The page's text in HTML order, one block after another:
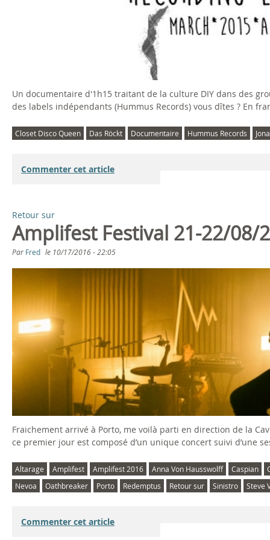
d
i
E
u
r
o
p
e
-
T
h
e
M
o
Un documentaire d'1h15 traitant de la culture DIY dans des
des labels indépendants (Hummus Records) vous dîtes ? En
Closet Disco Queen Das Röckt Documentaire Hummus Records
Commenter cet article
Retour sur
Amplifest Festival 21-22/08/
Par Fred le 10/17/2016 - 22:05
Fraichement arrivé à Porto, me voilà parti en direction de la
ce premier jour est composé d’un unique concert suivi d’une
Altarage Amplifest Amplifest 2016 Anna Von Hausswolff Caspian
Nevoa
Oathbreaker Porto Redemptus Retour sur Sinistro Steve
Commenter cet article